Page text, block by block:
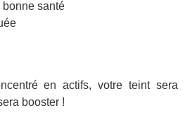
bonne santé
en actifs, votre teint sera
booster !